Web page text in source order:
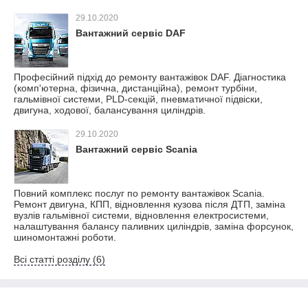
29.10.2020
Вантажний сервіс DAF
Професійний підхід до ремонту вантажівок DAF. Діагностика
(комп'ютерна, фізична, дистанційна), ремонт турбіни,
гальмівної системи, PLD-секцій, пневматичної підвіски,
двигуна, ходової, балансування циліндрів.
29.10.2020
Вантажний сервіс Scania
Повний комплекс послуг по ремонту вантажівок Scania.
Ремонт двигуна, КПП, відновлення кузова після ДТП, заміна
вузлів гальмівної системи, відновлення електросистеми,
налаштування балансу паливних циліндрів, заміна форсунок,
шиномонтажні роботи.
Всі статті розділу (6)